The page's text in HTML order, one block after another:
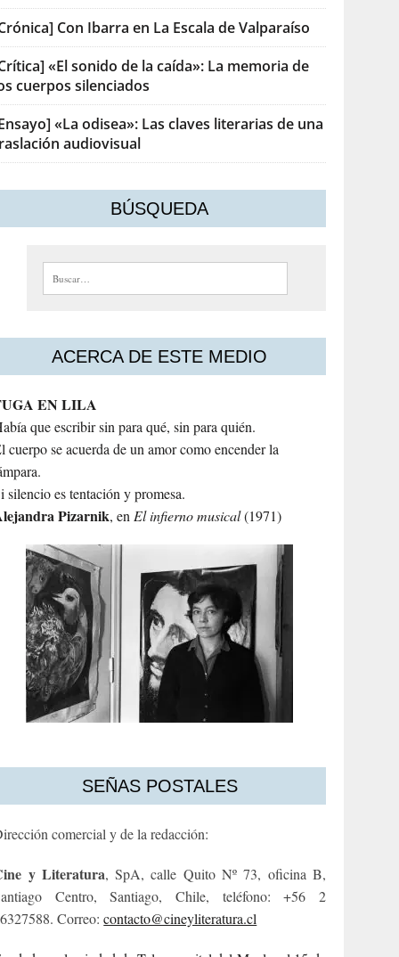
Con Ibarra en La Escala de Valparaíso
«El sonido de la caída»: La memoria de
cuerpos silenciados
«La odisea»: Las claves literarias de una
audiovisual
BÚSQUEDA
Buscar:
ACERCA DE ESTE MEDIO
EN LILA
que escribir sin para qué, sin para quién.
cuerpo se acuerda de un amor como encender la
silencio es tentación y promesa.
Pizarnik, enEl infierno musical(1971)
SEÑAS POSTALES
comercial y de la redacción:
y Literatura, SpA, calle Quito Nº 73, oficina B,
Centro, Santiago, Chile, teléfono: +56 2
Correo:contacto@cineyliteratura.cl